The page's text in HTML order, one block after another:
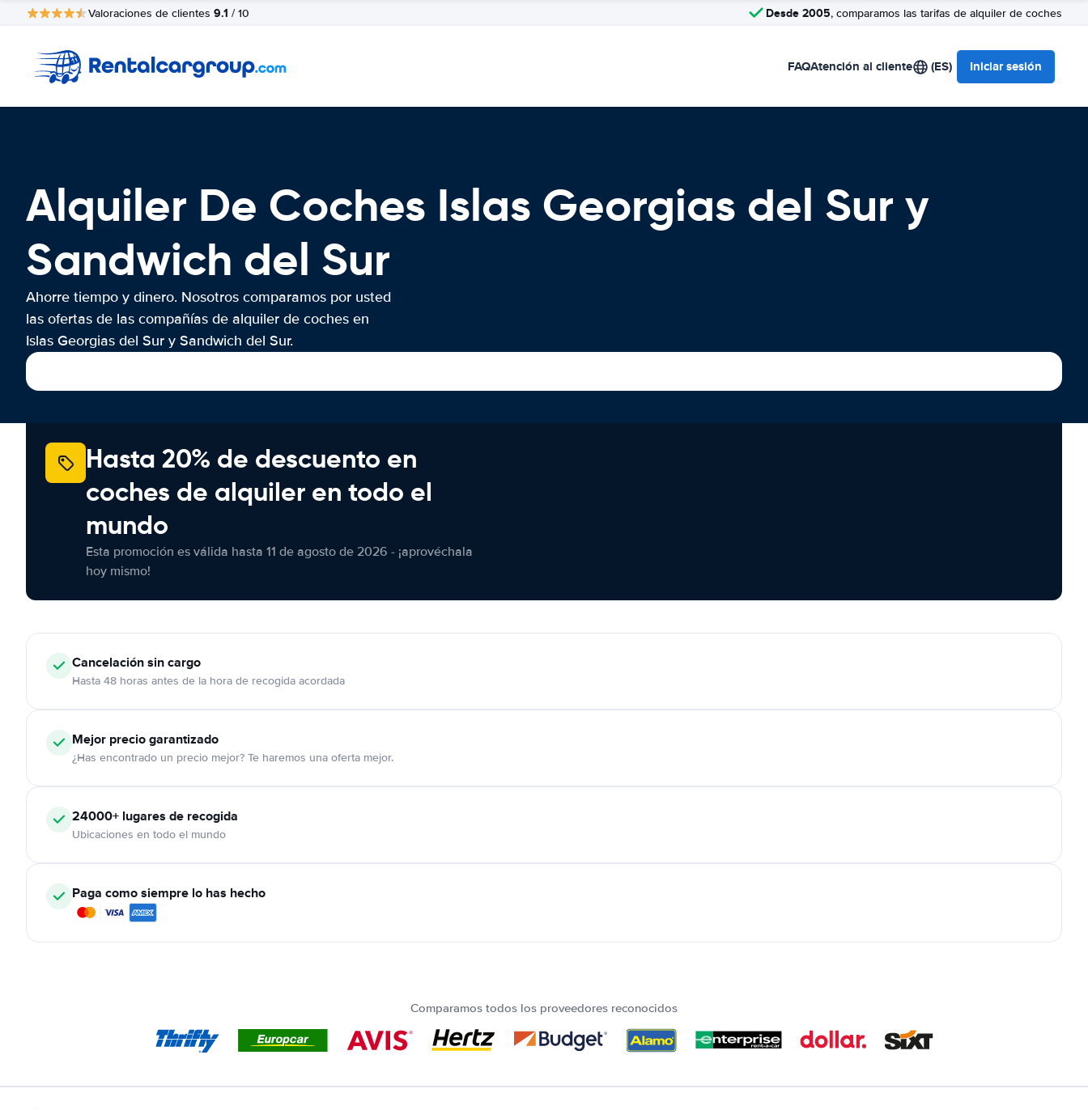
Valoraciones de clientes 9.1 / 10 Desde 2005, comparamos las tarifas de alquiler de coches
FAQAtención al cliente (ES) Iniciar sesión
Alquiler De Coches Islas Georgias del Sur y
Sandwich del Sur
Ahorre tiempo y dinero. Nosotros comparamos por usted
las ofertas de las compañías de alquiler de coches en
Islas Georgias del Sur y Sandwich del Sur.
Hasta 20% de descuento en
coches de alquiler en todo el
mundo
Esta promoción es válida hasta 11 de agosto de 2026 - ¡aprovéchala
hoy mismo!
Cancelaciónsin cargo
Hasta 48 horas antes de la hora de recogida acordada
Mejor precio garantizado
¿Has encontrado un precio mejor? Te haremos una oferta mejor.
24000+ lugares de recogida
Ubicaciones en todo el mundo
Paga como siempre lo has hecho
Comparamos todos los proveedores reconocidos